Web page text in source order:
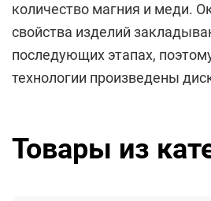
количество магния и меди.
свойства изделий
последующих этапах,
технологии произведены
Товары из